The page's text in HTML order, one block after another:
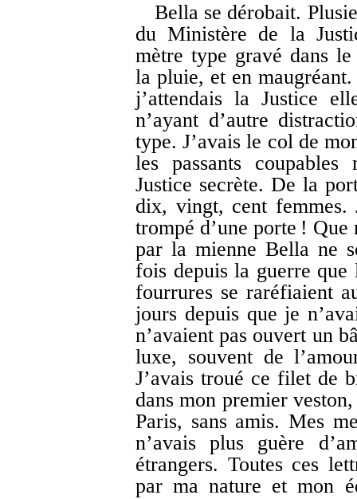
Bella se dérobait.
du Ministère de la
mètre type gravé dans le
la pluie, et en
j’attendais la Justice
n’ayant d’autre
type. J’avais le col de
les passants
Justice secrète. De la
dix, vingt, cent femmes.
trompé d’une porte ! Que
par la mienne Bella ne
fois depuis la guerre
fourrures se raréfiaient
jours depuis que je
n’avaient pas ouvert un
luxe, souvent de
J’avais troué ce filet de
dans mon premier
Paris, sans amis. Mes
n’avais plus guère
étrangers. Toutes ces
par ma nature et mon